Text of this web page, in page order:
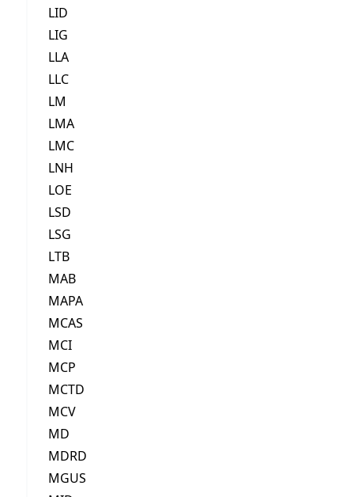
LID
LIG
LLA
LLC
LM
LMA
LMC
LNH
LOE
LSD
LSG
LTB
MAB
MAPA
MCAS
MCI
MCP
MCTD
MCV
MD
MDRD
MGUS